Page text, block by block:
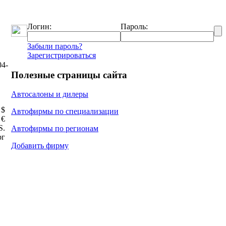
Логин: Пароль:
Забыли пароль?
Зарегистрироваться
Полезные страницы сайта
Автосалоны и дилеры
Автофирмы по специализации
Автофирмы по регионам
Добавить фирму